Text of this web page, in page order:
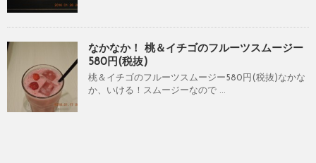
なかなか！ 桃＆イチゴのフルーツスムージー
580円(税抜)
桃＆イチゴのフルーツスムージー580円(税抜)なかな
か、いける！スムージーなので ...